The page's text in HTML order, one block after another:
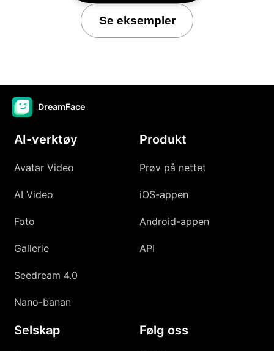
Se eksempler
DreamFace
AI-verktøy
Avatar Video
AI Video
Foto
Gallerie
Seedream 4.0
Nano-banan
Produkt
Prøv på nettet
iOS-appen
Android-appen
API
Selskap Følg oss